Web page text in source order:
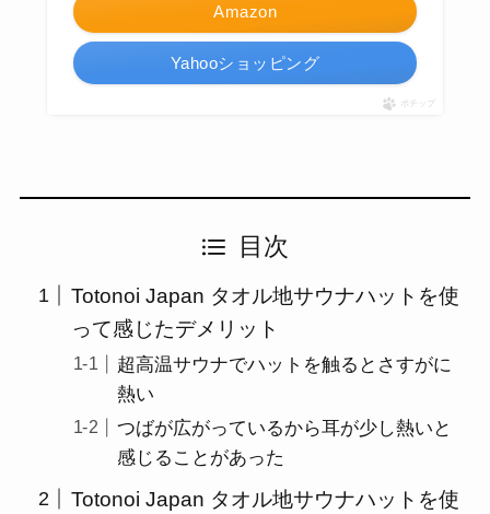
Amazon
Yahooショッピング
ポチップ
目次
Totonoi Japan タオル地サウナハットを使
って感じたデメリット
超高温サウナでハットを触るとさすがに
熱い
つばが広がっているから耳が少し熱いと
感じることがあった
Totonoi Japan タオル地サウナハットを使